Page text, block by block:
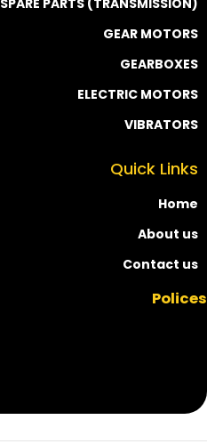
GEAR MOTORS
GEARBOXES
ELECTRIC MOTORS
VIBRATORS
Quick Links
Home
About us
Contact us
Polices